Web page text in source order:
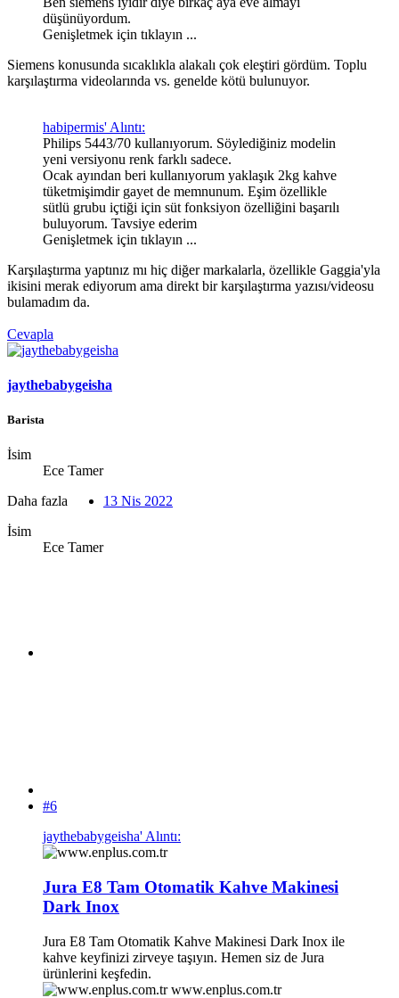
düşünüyordum.
Genişletmek için tıklayın ...
Siemens konusunda sıcaklıkla alakalı çok eleştiri gördüm. Toplu
karşılaştırma videolarında vs. genelde kötü bulunuyor.
habipermis' Alıntı:
Philips 5443/70 kullanıyorum. Söylediğiniz modelin
yeni versiyonu renk farklı sadece.
Ocak ayından beri kullanıyorum yaklaşık 2kg kahve
tüketmişimdir gayet de memnunum. Eşim özellikle
sütlü grubu içtiği için süt fonksiyon özelliğini başarılı
buluyorum. Tavsiye ederim
Genişletmek için tıklayın ...
Karşılaştırma yaptınız mı hiç diğer markalarla, özellikle Gaggia'yla
ikisini merak ediyorum ama direkt bir karşılaştırma yazısı/videosu
bulamadım da.
Cevapla
jaythebabygeisha
Barista
İsim
Ece Tamer
Daha fazla
İsim
Ece Tamer
13 Nis 2022
#6
jaythebabygeisha' Alıntı:
Jura E8 Tam Otomatik Kahve Makinesi
Dark Inox
Jura E8 Tam Otomatik Kahve Makinesi Dark Inox ile
kahve keyfinizi zirveye taşıyın. Hemen siz de Jura
ürünlerini keşfedin.
www.enplus.com.tr